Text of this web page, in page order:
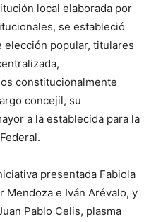
local elaborada por
se estableció
popular, titulares
constitucionalmente
concejil, su
a la establecida para la
presentada Fabiola
Mendoza e Iván Arévalo, y
Pablo Celis, plasma